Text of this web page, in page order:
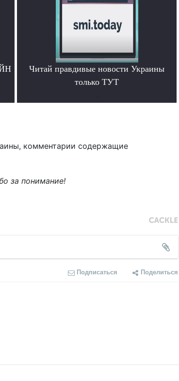
Читай правдивые новости Украины
только ТУТ
комментарии содержащие
за понимание!
Подписаться Поделиться